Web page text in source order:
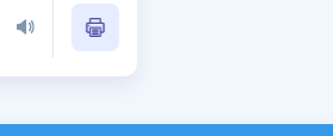
YDS - YÖKDİL Tüm Sınavlarla İlgili Haberler
İngilizce Gramer